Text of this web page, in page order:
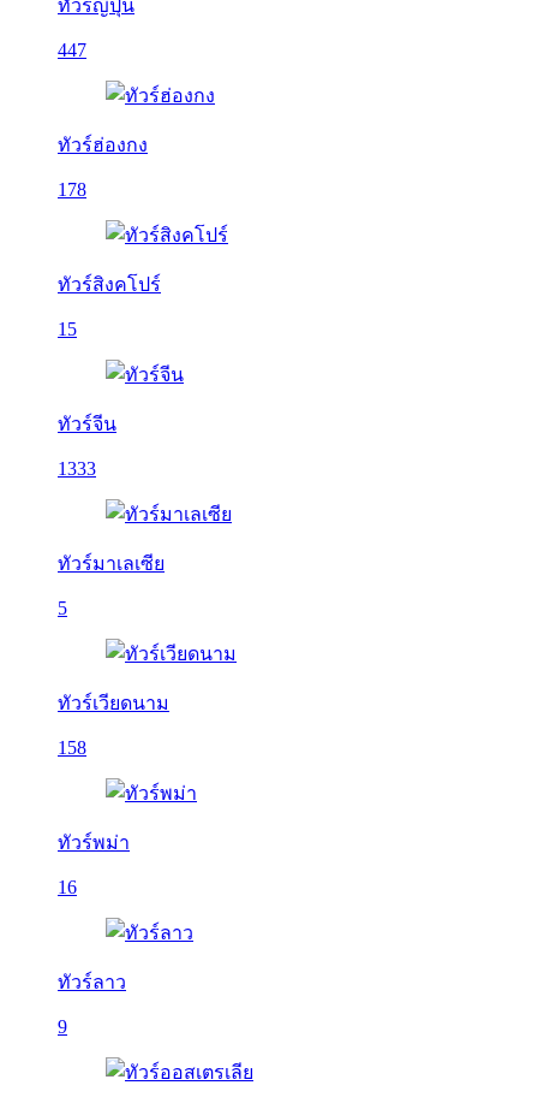
ทัวร์ญี่ปุ่น
447
ทัวร์ฮ่องกง
178
ทัวร์สิงคโปร์
15
ทัวร์จีน
1333
ทัวร์มาเลเซีย
5
ทัวร์เวียดนาม
158
ทัวร์พม่า
16
ทัวร์ลาว
9